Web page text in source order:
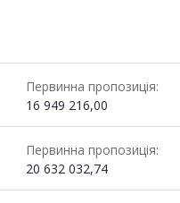
Первинна пропозиція:
16 949 216,00
Первинна пропозиція:
20 632 032,74